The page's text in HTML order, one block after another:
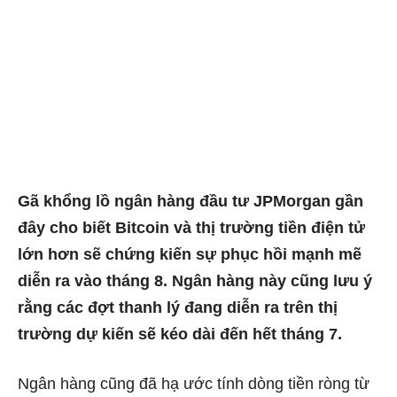
Gã khổng lồ ngân hàng đầu tư JPMorgan gần
đây cho biết Bitcoin và thị trường tiền điện tử
lớn hơn sẽ chứng kiến ​​sự phục hồi mạnh mẽ
diễn ra vào tháng 8. Ngân hàng này cũng lưu ý
rằng các đợt thanh lý đang diễn ra trên thị
trường dự kiến ​​sẽ kéo dài đến hết tháng 7.
Ngân hàng cũng đã hạ ước tính dòng tiền ròng từ